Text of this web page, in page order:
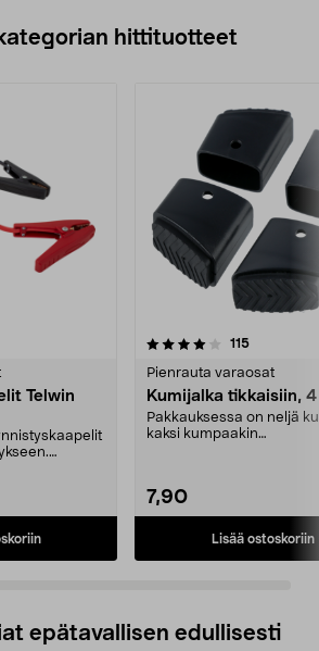
hittituotteet
Telwin
1250/150
115arvostelut
Pienrauta varaosat
Kumijalka tikkaisiin,
Pakkauksessa on neljä
kaksi kumpaakin
7,90
Lisää ostoskoriin
4.5 viidestä
epätavallisen edullisesti